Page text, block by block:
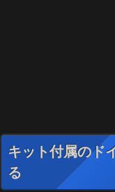
キット付属のド
る